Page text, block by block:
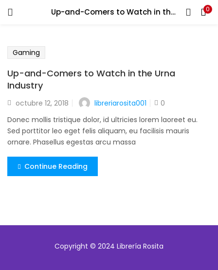
Up-and-Comers to Watch in the Urna Industry 0
ENTRAR REGISTRARSE
Introduce tu nombre de usuario y contraseña para iniciar
sesión.
Recuérdame
¿Contraseña perdida?
Gaming
Up-and-Comers to Watch in the Urna
Industry
octubre 12, 2018 libreriarosita001
0
Donec mollis tristique dolor, id ultricies lorem laoreet eu.
Sed porttitor leo eget felis aliquam, eu facilisis mauris
ornare. Phasellus egestas arcu massa
Continue Reading
Copyright © 2024 Librería Rosita